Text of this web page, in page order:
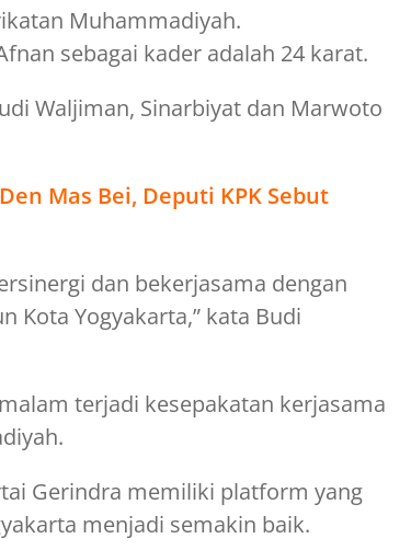
Muhammadiyah.
sebagai kader adalah 24 karat.
Waljiman, Sinarbiyat dan Marwoto
Mas Bei, Deputi KPK Sebut
dan bekerjasama dengan
Kota Yogyakarta,” kata Budi
terjadi kesepakatan kerjasama
Gerindra memiliki platform yang
menjadi semakin baik.